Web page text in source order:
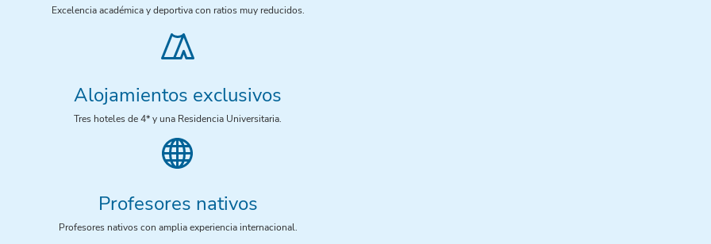
Excelencia académica y deportiva con ratios muy reducidos.
Alojamientos exclusivos
Tres hoteles de 4* y una Residencia Universitaria.
Profesores nativos
Profesores nativos con amplia experiencia internacional.